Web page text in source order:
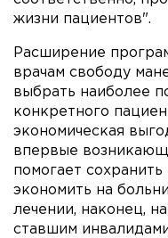
жизни пациентов".
Расширение
врачам свободу
выбрать наиболее
конкретного
экономическая
впервые
помогает сохранить
экономить на
лечении, наконец,
ставшим